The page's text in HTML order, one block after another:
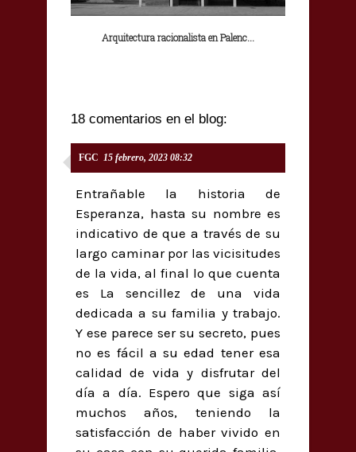
Arquitectura racionalista en Palenc...
18 comentarios en el blog:
FGC 15 febrero, 2023 08:32
Entrañable la historia de
Esperanza, hasta su nombre es
indicativo de que a través de su
largo caminar por las vicisitudes
de la vida, al final lo que cuenta
es La sencillez de una vida
dedicada a su familia y trabajo.
Y ese parece ser su secreto, pues
no es fácil a su edad tener esa
calidad de vida y disfrutar del
día a día. Espero que siga así
muchos años, teniendo la
satisfacción de haber vivido en